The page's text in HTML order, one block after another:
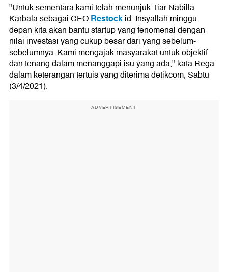
"Untuk sementara kami telah menunjuk Tiar Nabilla
Karbala sebagai CEORestock.id. Insyallah minggu
depan kita akan bantu startup yang fenomenal dengan
nilai investasi yang cukup besar dari yang sebelum-
sebelumnya. Kami mengajak masyarakat untuk objektif
dan tenang dalam menanggapi isu yang ada," kata Rega
dalam keterangan tertuis yang diterima detikcom, Sabtu
(3/4/2021).
ADVERTISEMENT